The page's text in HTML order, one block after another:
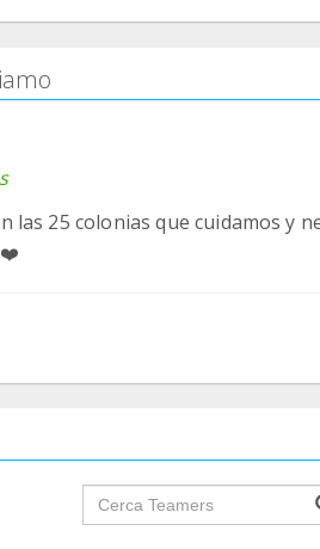
las 25 colonias que cuidamos y
❤️